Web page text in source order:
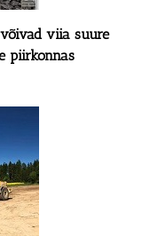
viia suure
piirkonnas